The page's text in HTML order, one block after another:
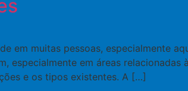
em muitas pessoas, especialmente
especialmente em áreas relacionadas
e os tipos existentes. A […]